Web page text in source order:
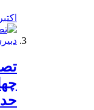
اکتبر 21, 2019
حدود